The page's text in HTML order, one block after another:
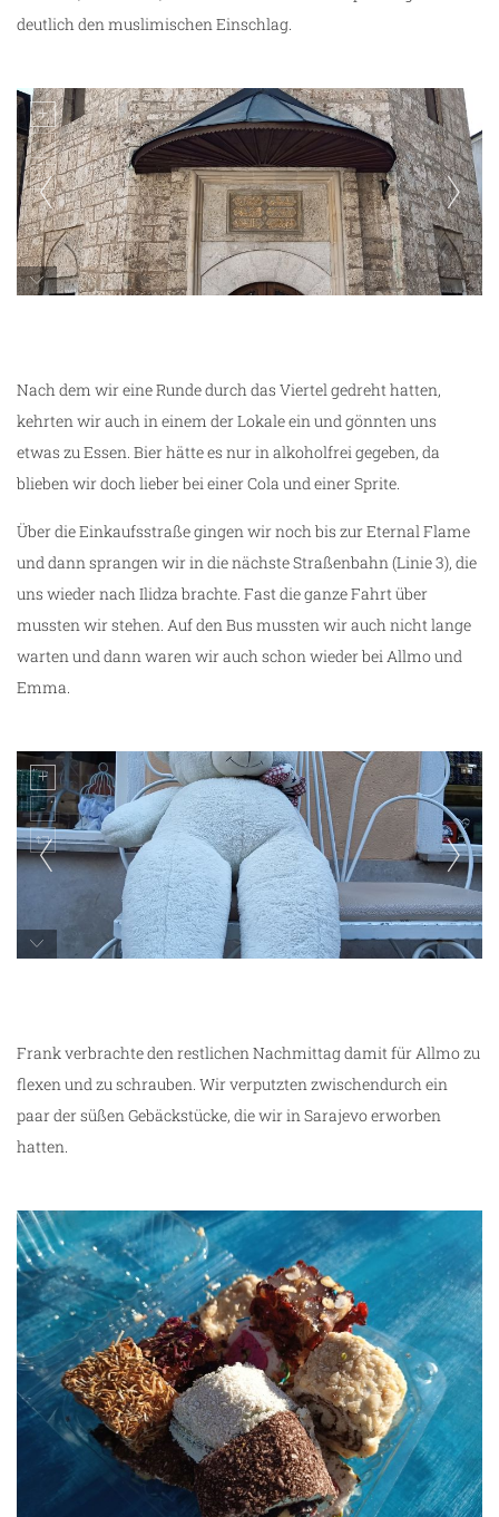
deutlich den muslimischen Einschlag.
Nach dem wir eine Runde durch das Viertel gedreht hatten,
kehrten wir auch in einem der Lokale ein und gönnten uns
etwas zu Essen. Bier hätte es nur in alkoholfrei gegeben, da
blieben wir doch lieber bei einer Cola und einer Sprite.
Über die Einkaufsstraße gingen wir noch bis zur Eternal Flame
und dann sprangen wir in die nächste Straßenbahn (Linie 3), die
uns wieder nach Ilidza brachte. Fast die ganze Fahrt über
mussten wir stehen. Auf den Bus mussten wir auch nicht lange
warten und dann waren wir auch schon wieder bei Allmo und
Emma.
Frank verbrachte den restlichen Nachmittag damit für Allmo zu
flexen und zu schrauben. Wir verputzten zwischendurch ein
paar der süßen Gebäckstücke, die wir in Sarajevo erworben
hatten.